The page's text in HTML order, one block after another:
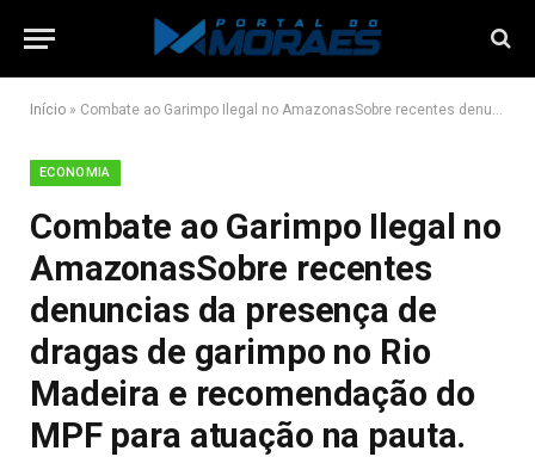
Início » Combate ao Garimpo Ilegal no AmazonasSobre recentes denuncias da presença de dragas de garimpo no Rio Madeira e recomendação do MPF para atuação na pauta.
ECONOMIA
Combate ao Garimpo Ilegal no
AmazonasSobre recentes
denuncias da presença de
dragas de garimpo no Rio
Madeira e recomendação do
MPF para atuação na pauta.